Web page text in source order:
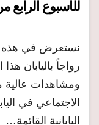
للأسبوع الرابع
نستعرض في هذه
رواجاً باليابان
ومشاهدات عالية
اليابانية القائمة…